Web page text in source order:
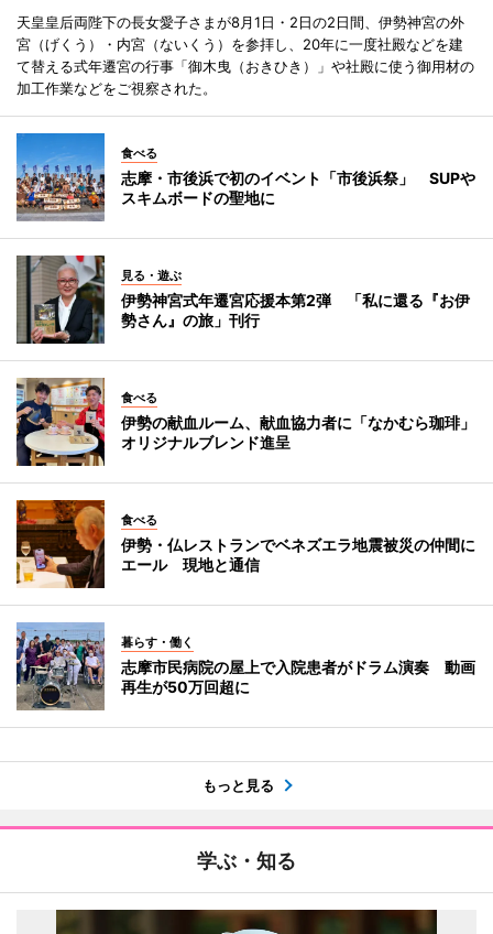
天皇皇后両陛下の長女愛子さまが8月1日・2日の2日間、伊勢神宮の外
宮（げくう）・内宮（ないくう）を参拝し、20年に一度社殿などを建
て替える式年遷宮の行事「御木曳（おきひき）」や社殿に使う御用材の
加工作業などをご視察された。
食べる
志摩・市後浜で初のイベント「市後浜祭」 SUPや
スキムボードの聖地に
見る・遊ぶ
伊勢神宮式年遷宮応援本第2弾 「私に還る『お伊
勢さん』の旅」刊行
食べる
伊勢の献血ルーム、献血協力者に「なかむら珈琲」
オリジナルブレンド進呈
食べる
伊勢・仏レストランでベネズエラ地震被災の仲間に
エール 現地と通信
暮らす・働く
志摩市民病院の屋上で入院患者がドラム演奏 動画
再生が50万回超に
もっと見る
学ぶ・知る